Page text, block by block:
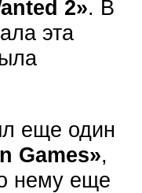
2». В
эта
еще один
Games»,
нему еще